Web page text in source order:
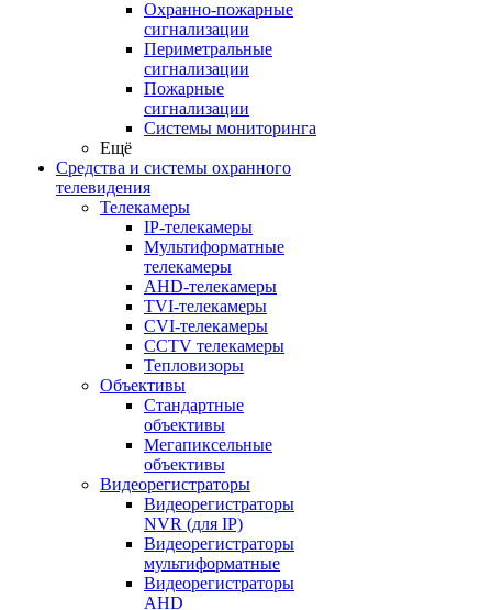
Охранно-пожарные
сигнализации
Периметральные
сигнализации
Пожарные
сигнализации
Системы мониторинга
Ещё
Средства и системы охранного
телевидения
Телекамеры
IP-телекамеры
Мультиформатные
телекамеры
AHD-телекамеры
TVI-телекамеры
CVI-телекамеры
CCTV телекамеры
Тепловизоры
Объективы
Стандартные
объективы
Мегапиксельные
объективы
Видеорегистраторы
Видеорегистраторы
NVR (для IP)
Видеорегистраторы
мультиформатные
Видеорегистраторы
AHD